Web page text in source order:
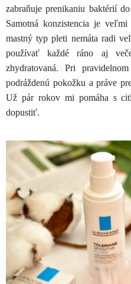
zabraňuje prenikaniu baktérií
Samotná konzistencia je
mastný typ pleti nemáta radi
používať každé ráno aj
zhydratovaná. Pri
podráždenú pokožku a práve
Už pár rokov mi pomáha s
dopustiť.